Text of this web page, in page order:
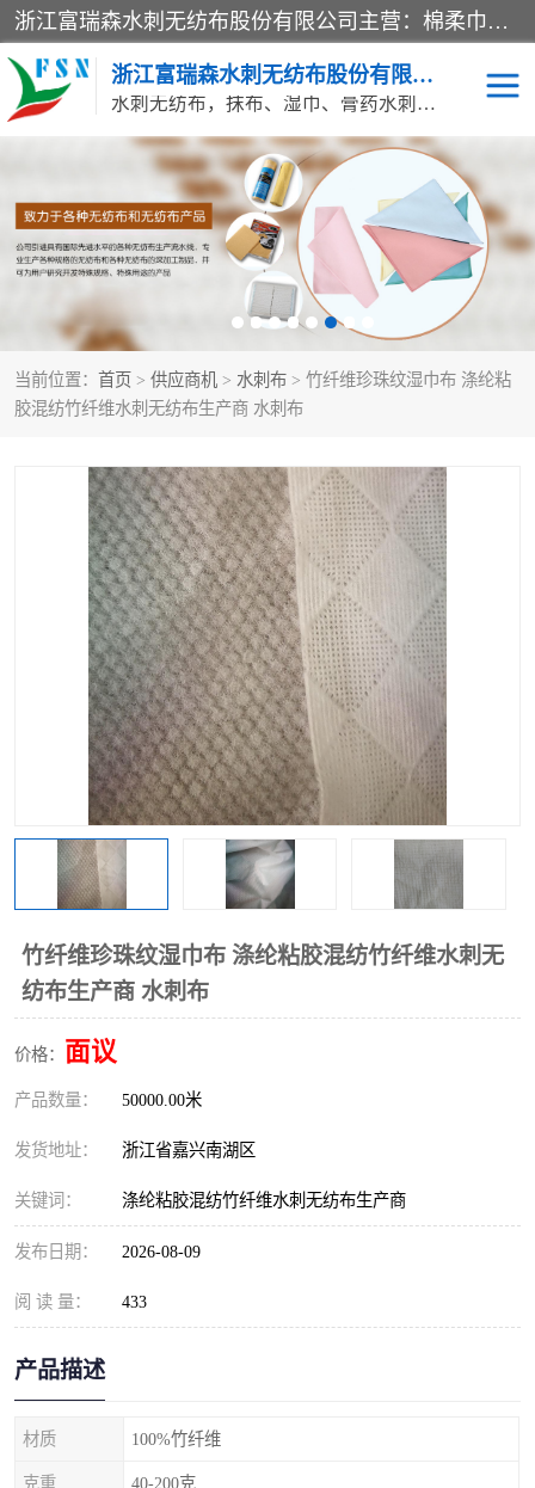
浙江富瑞森水刺无纺布股份有限公司主营：棉柔巾水刺无纺布、水刺布、水刺无纺布、膏药水刺无纺布、清洁抹布、湿巾、针刺无纺布、珍珠纹水刺无纺布、无纺布清洁抹布等产品。浙江富瑞森水刺无纺布股份有限公司积倡导由工程师全面负责生产工艺、产品质量检测的管理模式，通过ISO9001质量体系认证。
浙江富瑞森水刺无纺布股份有限公司
水刺无纺布，抹布、湿巾、膏药水刺无纺布、棉柔巾水刺无纺布、水刺布
当前位置： 首页 > 供应商机 > 水刺布 > 竹纤维珍珠纹湿巾布 涤纶粘
胶混纺竹纤维水刺无纺布生产商 水刺布
竹纤维珍珠纹湿巾布 涤纶粘胶混纺竹纤维水刺无
纺布生产商 水刺布
价格： 面议
产品数量： 50000.00米
发货地址： 浙江省嘉兴南湖区
关键词： 涤纶粘胶混纺竹纤维水刺无纺布生产商
发布日期： 2026-08-09
阅 读 量： 433
产品描述
材质 100%竹纤维
克重 40-200克
水刺布 巴布贴水刺布
PVC革基布 无纺布清洁抹布
防护口罩帽子床单 抗菌等功能性产品
多种清洁尘掸 珍珠纹水刺无纺布
膏药水刺无纺布 湿巾
棉柔巾水刺无纺布 印花压花复合布
水刺无纺布 地拖布
懒人抹布 清洁抹布